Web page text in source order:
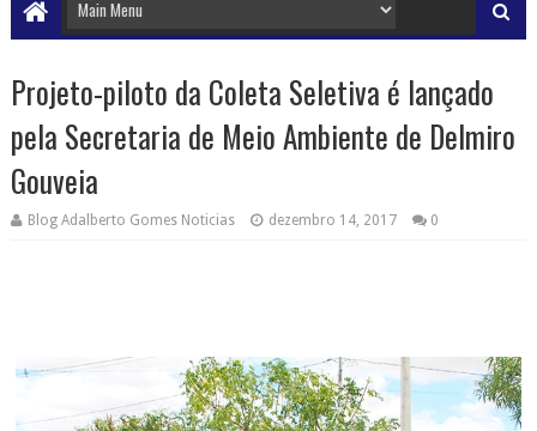
Projeto-piloto da Coleta Seletiva é lançado
pela Secretaria de Meio Ambiente de Delmiro
Gouveia
Blog Adalberto Gomes Noticias dezembro 14, 2017 0